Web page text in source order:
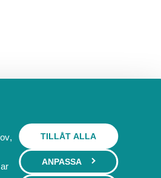
TILLÅT ALLA
ANPASSA